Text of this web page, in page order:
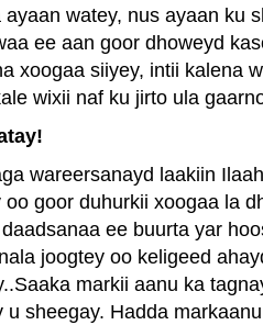
watey, nus ayaan ku
ee aan goor dhoweyd
xoogaa siiyey, intii kalena
wixii naf ku jirto ula
wareersanayd laakiin
goor duhurkii xoogaa la
ee buurta yar
joogtey oo keligeed
markii aanu ka
u sheegay. Hadda